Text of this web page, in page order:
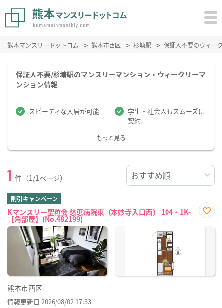
熊本マンスリードットコム 熊本市西区 杉塘駅 保証人不要のウィー
保証人不要/杉塘駅のマンスリーマンション・ウィークリーマ
ンション情報
スピーディな入居が可能
学生・社会人もスムーズに
契約
もっと見る
1 件（1/1ページ）
割引キャンペーン
Kマンスリー聖粒会 慈恵病院東（本妙寺入口西） 104・1K-
【角部屋】(No.482199)
に入
熊本市西区
情報更新日 2026/08/02 17:33